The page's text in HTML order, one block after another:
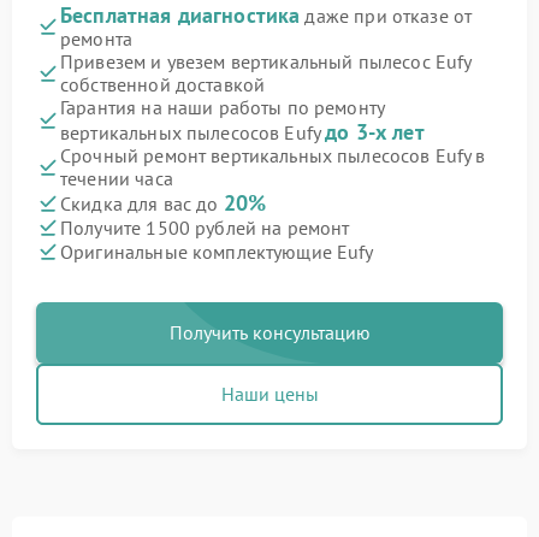
Бесплатная диагностика даже при отказе от
ремонта
Привезем и увезем вертикальный пылесос Eufy
собственной доставкой
Гарантия на наши работы по ремонту
вертикальных пылесосов Eufyдо 3-х лет
Срочный ремонт вертикальных пылесосов Eufy в
течении часа
Скидка для вас до 20%
Получите 1500 рублей на ремонт
Оригинальные комплектующие Eufy
Получить консультацию
Наши цены